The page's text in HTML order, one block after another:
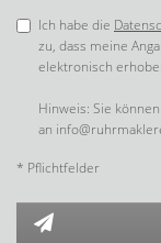
Ich habe die
zu, dass meine
elektronisch
Hinweis: Sie
an
* Pflichtfelder